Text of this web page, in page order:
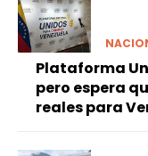
Plataforma
pero espera
reales para